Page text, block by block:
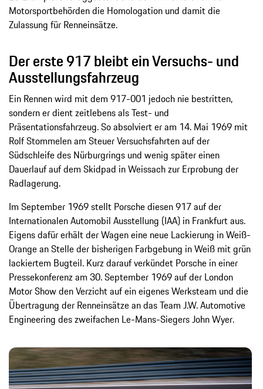
Motorsportbehörden die Homologation und damit die
Zulassung für Renneinsätze.
Der erste 917 bleibt ein Versuchs- und
Ausstellungsfahrzeug
Ein Rennen wird mit dem 917-001 jedoch nie bestritten,
sondern er dient zeitlebens als Test- und
Präsentationsfahrzeug. So absolviert er am 14. Mai 1969 mit
Rolf Stommelen am Steuer Versuchsfahrten auf der
Südschleife des Nürburgrings und wenig später einen
Dauerlauf auf dem Skidpad in Weissach zur Erprobung der
Radlagerung.
Im September 1969 stellt Porsche diesen 917 auf der
Internationalen Automobil Ausstellung (IAA) in Frankfurt aus.
Eigens dafür erhält der Wagen eine neue Lackierung in Weiß-
Orange an Stelle der bisherigen Farbgebung in Weiß mit grün
lackiertem Bugteil. Kurz darauf verkündet Porsche in einer
Pressekonferenz am 30. September 1969 auf der London
Motor Show den Verzicht auf ein eigenes Werksteam und die
Übertragung der Renneinsätze an das Team J.W. Automotive
Engineering des zweifachen Le-Mans-Siegers John Wyer.